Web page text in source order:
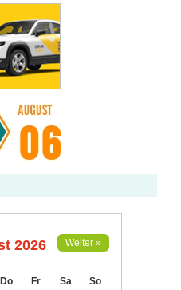
2026 Weiter »
Do Fr Sa So